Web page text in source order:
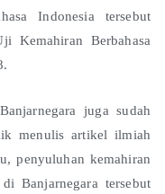
Indonesia tersebut
Kemahiran Berbahasa
juga sudah
menulis artikel ilmiah
penyuluhan kemahiran
Banjarnegara tersebut